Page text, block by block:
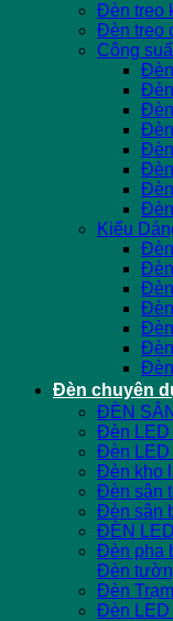
Đèn treo
Đèn treo
Công
Kiểu
Đèn chuyên
ĐÈN
Đèn LED
Đèn LED
Đèn kho
Đèn sân
Đèn sân
ĐÈN
Đèn pha
Đèn
Đèn
Đèn LED